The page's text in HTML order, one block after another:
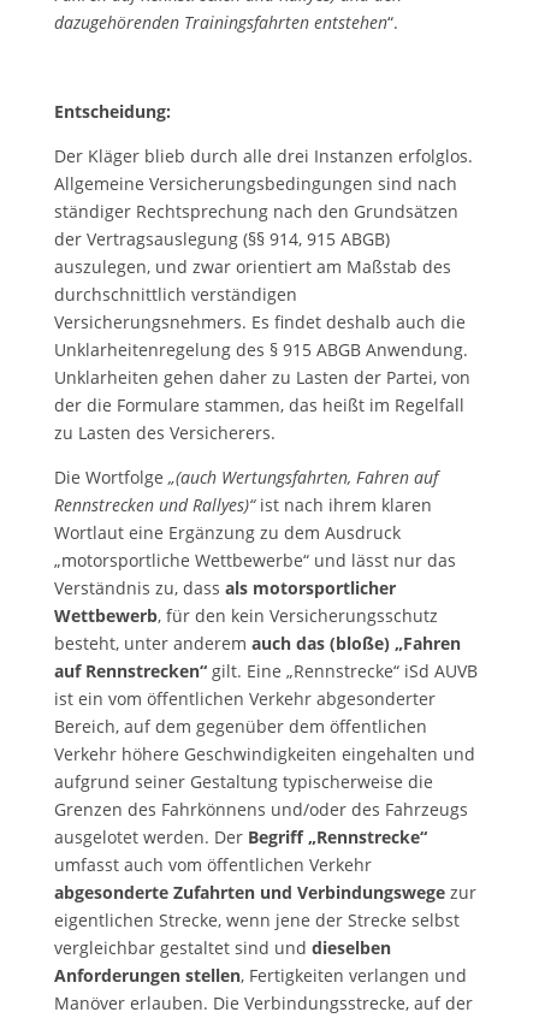
dazugehörenden Trainingsfahrten entstehen“.
Entscheidung:
Der Kläger blieb durch alle drei Instanzen erfolglos.
Allgemeine Versicherungsbedingungen sind nach
ständiger Rechtsprechung nach den Grundsätzen
der Vertragsauslegung (§§ 914, 915 ABGB)
auszulegen, und zwar orientiert am Maßstab des
durchschnittlich verständigen
Versicherungsnehmers. Es findet deshalb auch die
Unklarheitenregelung des § 915 ABGB Anwendung.
Unklarheiten gehen daher zu Lasten der Partei, von
der die Formulare stammen, das heißt im Regelfall
zu Lasten des Versicherers.
Die Wortfolge „(auch Wertungsfahrten, Fahren auf
Rennstrecken und Rallyes)“ist nach ihrem klaren
Wortlaut eine Ergänzung zu dem Ausdruck
„motorsportliche Wettbewerbe“ und lässt nur das
Verständnis zu, dass als motorsportlicher
Wettbewerb, für den kein Versicherungsschutz
besteht, unter anderem auch das (bloße) „Fahren
auf Rennstrecken“gilt. Eine „Rennstrecke“ iSd AUVB
ist ein vom öffentlichen Verkehr abgesonderter
Bereich, auf dem gegenüber dem öffentlichen
Verkehr höhere Geschwindigkeiten eingehalten und
aufgrund seiner Gestaltung typischerweise die
Grenzen des Fahrkönnens und/oder des Fahrzeugs
ausgelotet werden. Der Begriff „Rennstrecke“
umfasst auch vom öffentlichen Verkehr
abgesonderte Zufahrten und Verbindungswegezur
eigentlichen Strecke, wenn jene der Strecke selbst
vergleichbar gestaltet sind und dieselben
Anforderungen stellen, Fertigkeiten verlangen und
Manöver erlauben. Die Verbindungsstrecke, auf der